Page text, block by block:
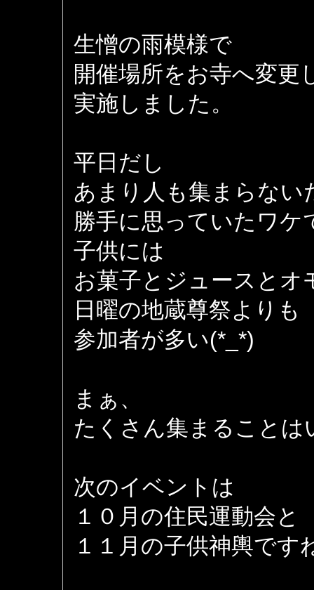
生憎の雨模様で
開催場所をお寺へ変更
実施しました。
平日だし
あまり人も集まらない
勝手に思っていたワケ
子供には
お菓子とジュースと
日曜の地蔵尊祭よりも
参加者が多い(*_*)
まぁ、
たくさん集まることは
次のイベントは
１０月の住民運動会と
１１月の子供神輿です